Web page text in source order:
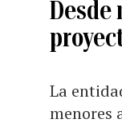
Desde
La
menores